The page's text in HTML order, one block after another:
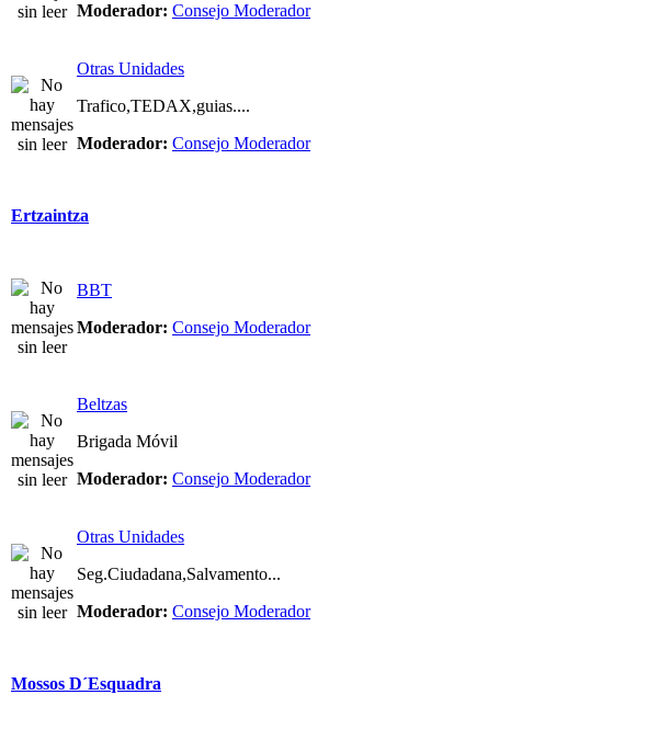
Moderador: Consejo Moderador
Otras Unidades
Trafico,TEDAX,guias....
Moderador: Consejo Moderador
Ertzaintza
BBT
Moderador: Consejo Moderador
Beltzas
Brigada Móvil
Moderador: Consejo Moderador
Otras Unidades
Seg.Ciudadana,Salvamento...
Moderador: Consejo Moderador
Mossos D´Esquadra